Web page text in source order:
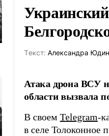
Tекст: Александра
Атака дрона ВСУ
области вызвала
В своем Telegram-
в селе Толоконное